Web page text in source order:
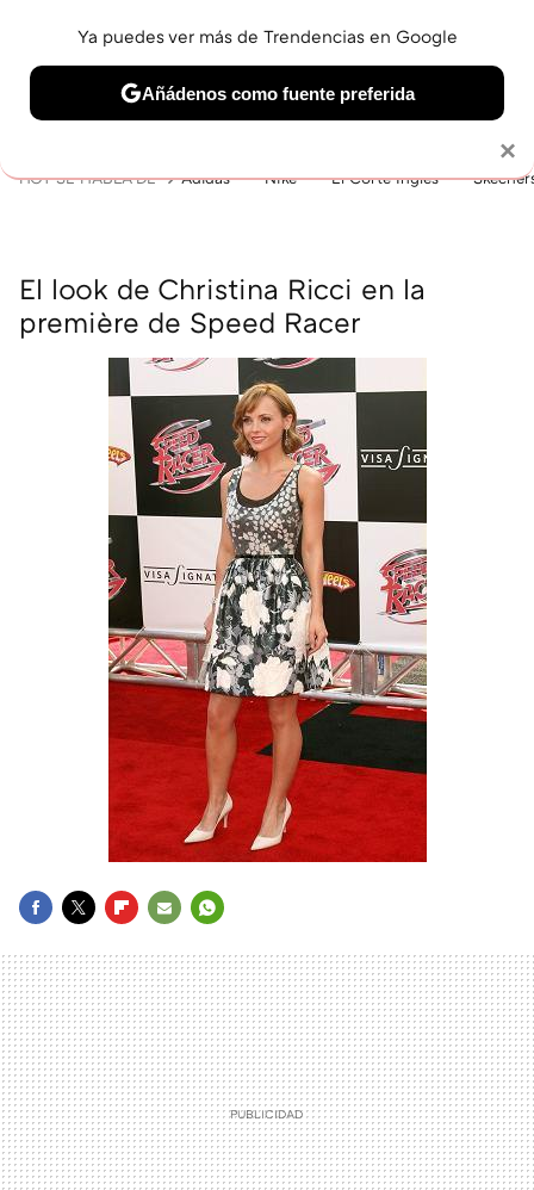
BELLEZA SHOPPING VIAJES GASTRO SNEAKERS
HOY SE HABLA DE Adidas Nike El Corte Inglés
El look de Christina Ricci en la
première de Speed Racer
MAIL
×
Ya puedes ver más de Trendencias en Google
Añádenos como fuente preferida